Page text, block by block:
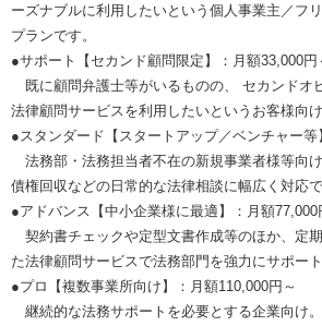
ーズナブルに利用したいという個人事業主／フ
プランです。
●サポート【セカンド顧問限定】：月額33,000円
既に顧問弁護士等がいるものの、 セカンドオ
法律顧問サービスを利用したいというお客様向け
●スタンダード【スタートアップ／ベンチャー等
法務部・法務担当者不在の新規事業者様等向け
債権回収などの日常的な法律相談に幅広く対応で
●アドバンス【中小企業様に最適】：月額77,000
契約書チェックや定型文書作成等のほか、定
た法律顧問サービスで法務部門を強力にサポート
●プロ【複数事業所向け】：月額110,000円～
継続的な法務サポートを必要とする企業向け